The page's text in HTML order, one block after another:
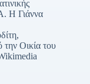
Η Γιάννα
την Οικία του